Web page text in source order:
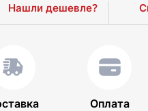
Нашли дешевле?
Оплата